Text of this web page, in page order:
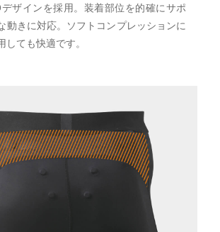
ザインを採用。装着部位を的確にサポ
動きに対応。ソフトコンプレッションに
しても快適です。